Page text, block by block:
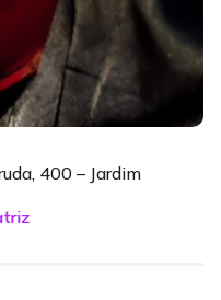
400 – Jardim